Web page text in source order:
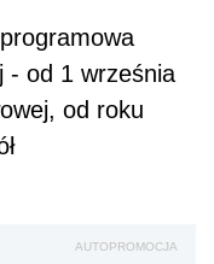
- od 1 września
od roku
AUTOPROMOCJA